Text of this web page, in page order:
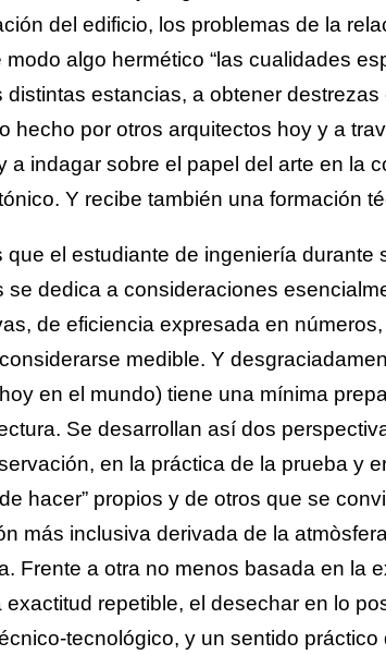
del edificio, los problemas de la
modo algo hermético “las cualidades
distintas estancias, a obtener
hecho por otros arquitectos hoy y a
a indagar sobre el papel del arte en la
Y recibe también una formación
que el estudiante de ingeniería durante
se dedica a consideraciones
de eficiencia expresada en
medible. Y
en el mundo) tiene una mínima
Se desarrollan así dos
en la práctica de la prueba y
hacer” propios y de otros que se
más inclusiva derivada de la
Frente a otra no menos basada en la
exactitud repetible, el desechar en lo
tecnológico, y un sentido